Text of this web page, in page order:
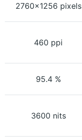
2760x1256 pixels
460 ppi
95.4 %
3600 nits